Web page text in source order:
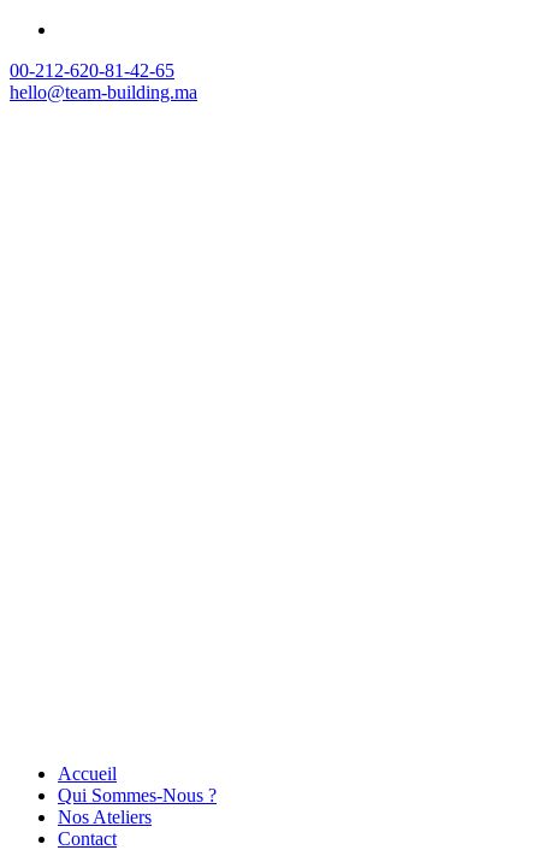
00-212-620-81-42-65
hello@team-building.ma
Accueil
Qui Sommes-Nous ?
Nos Ateliers
Contact